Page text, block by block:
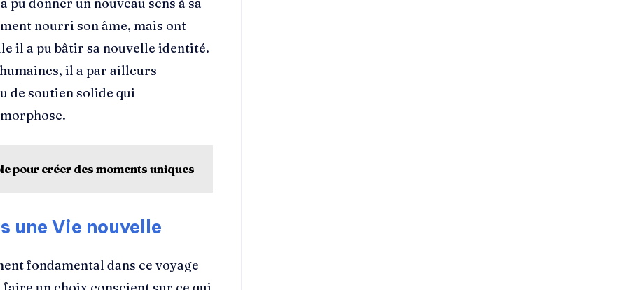
nourri son âme, mais ont
il a pu bâtir sa nouvelle identité.
il a par ailleurs
de soutien solide qui
pour créer des moments uniques
une Vie nouvelle
fondamental dans ce voyage